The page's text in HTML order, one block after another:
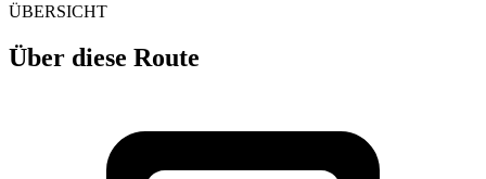
ÜBERSICHT
Über diese Route